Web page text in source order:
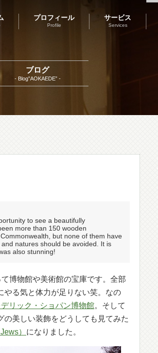
プロフィール
Profile
サービス
Services
ブログ
- Blog”AOKAEDE” -
to see a beautifully
more than 150 wooden
but none of them have
natures should be avoided. It is
also stunning!
博物館や美術館の宝庫です。全部
やる気と体力が足りない笑。なの
リック・ショパン博物館。そして
美しい装飾をどうしても見てみた
） になりました。